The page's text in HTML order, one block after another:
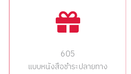
605
แบบหนังสือชำระปลายทาง